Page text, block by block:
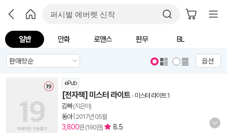
일반 만화 로맨스 판무 BL
옵션
ePub
[전자책] 미스터 라이트 - 미스터 라이트 1
김빠(지은이)
동아| 2017년 05월
3,800원 (190원) 8.5